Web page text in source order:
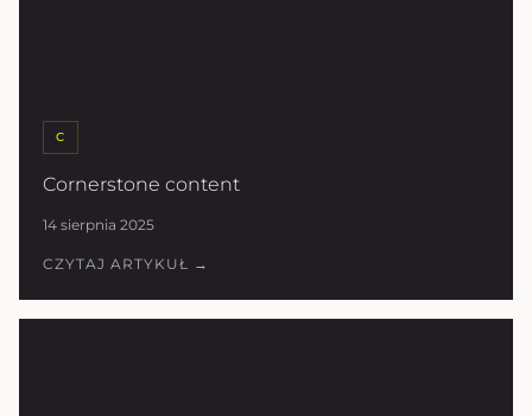
C
Cornerstone content
14 sierpnia 2025
CZYTAJ ARTYKUŁ →